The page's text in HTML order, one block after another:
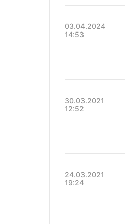
03.04.2024
14:53
30.03.2021
12:52
24.03.2021
19:24